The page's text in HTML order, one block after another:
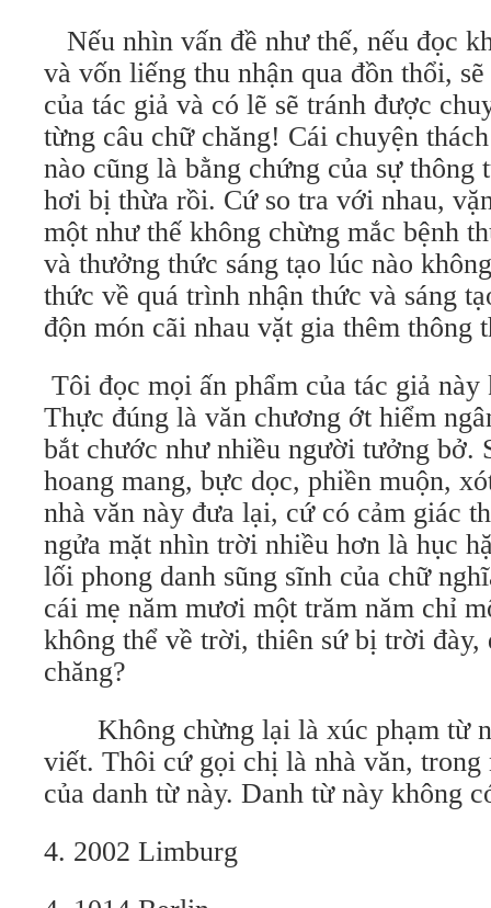
Nếu nhìn vấn đề như thế, nếu đọc
và vốn liếng thu nhận qua đồn thổi,
của tác giả và có lẽ sẽ tránh được
từng câu chữ chăng! Cái chuyện
nào cũng là bằng chứng của sự
hơi bị thừa rồi. Cứ so tra với nhau,
một như thế không chừng mắc bệnh
và thưởng thức sáng tạo lúc nào
thức về quá trình nhận thức và sáng
độn món cãi nhau vặt gia thêm thông
Tôi đọc mọi ấn phẩm của tác giả
Thực đúng là văn chương ớt hiểm
bắt chước như nhiều người tưởng bở.
hoang mang, bực dọc, phiền muộn,
nhà văn này đưa lại, cứ có cảm giác
ngửa mặt nhìn trời nhiều hơn là hục
lối phong danh sũng sĩnh của chữ
cái mẹ năm mươi một trăm năm chỉ
không thể về trời, thiên sứ bị trời đày,
chăng?
Không chừng lại là xúc phạm từ
viết. Thôi cứ gọi chị là nhà văn, trong
của danh từ này. Danh từ này không
4. 2002 Limburg